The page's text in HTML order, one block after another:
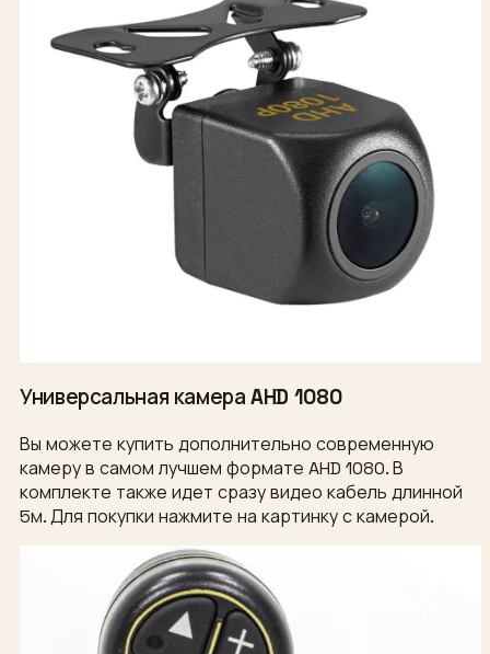
Универсальная камера AHD 1080
Вы можете купить дополнительно современную
камеру в самом лучшем формате AHD 1080. В
комплекте также идет сразу видео кабель длинной
5м. Для покупки нажмите на картинку с камерой.